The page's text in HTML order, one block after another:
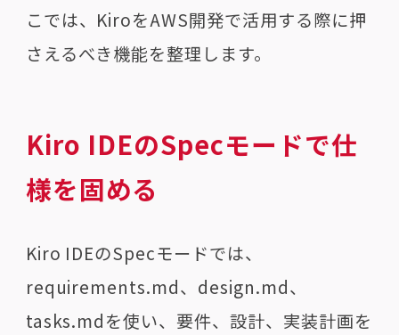
こでは、KiroをAWS開発で活用する際に押
さえるべき機能を整理します。
Kiro IDEのSpecモードで仕
様を固める
Kiro IDEのSpecモードでは、
requirements.md、design.md、
tasks.mdを使い、要件、設計、実装計画を